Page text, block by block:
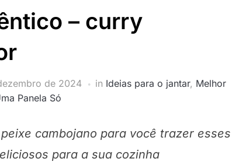
– curry
de 2024 in Ideias para o jantar, Melhor
Panela Só
cambojano para você trazer esses
para a sua cozinha